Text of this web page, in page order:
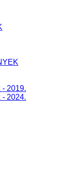
- 2019.
- 2024.